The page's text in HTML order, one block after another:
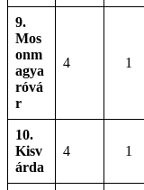
9.
Mos
onm
agya
róvá
r
4 1
10.
Kisv
árda
4 1